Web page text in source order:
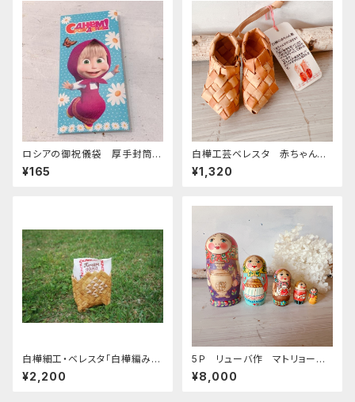
ロシアの御祝儀袋 厚手封筒
E-307 「 マーシャとくま 水
色 」happy birthday」ロシアア
¥165
白樺工芸ベレスタ 赤ちゃんへ
のお祝いにもぴったり「小さな小
¥1,320
白樺細工・ベレスタ「白樺編みの
スタンド小物入れ・ミルクスタン
ド 花瓶カバーとしても」 BE05
¥2,200
5Ｐ リューバ作 マトリョーシ
カ 「サモワール 赤いプラトー
¥8,000